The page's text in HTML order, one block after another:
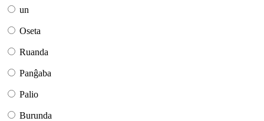
un
Oseta
Ruanda
Panĝaba
Palio
Burunda